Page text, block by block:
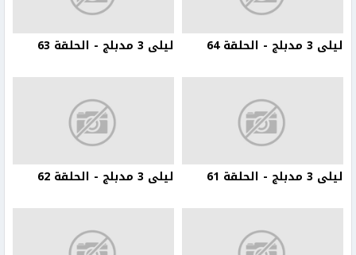
ليلى 3 مدبلج - الحلقة 64 ليلى 3 مدبلج - الحلقة 63
ليلى 3 مدبلج - الحلقة 61 ليلى 3 مدبلج - الحلقة 62